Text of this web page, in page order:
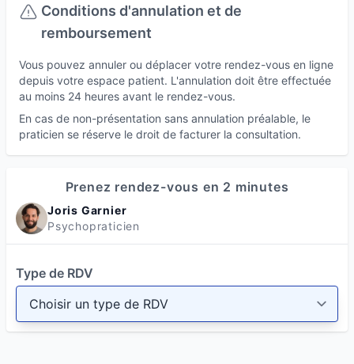
Conditions d'annulation et de
remboursement
Vous pouvez annuler ou déplacer votre rendez-vous en ligne
depuis votre espace patient. L'annulation doit être effectuée
au moins 24 heures avant le rendez-vous.
En cas de non-présentation sans annulation préalable, le
praticien se réserve le droit de facturer la consultation.
Prenez rendez-vous en 2 minutes
Joris Garnier
Psychopraticien
Type de RDV